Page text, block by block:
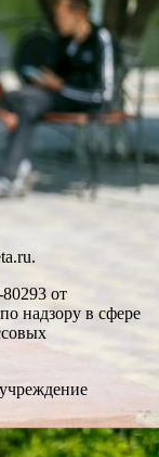
от
надзору в сфере